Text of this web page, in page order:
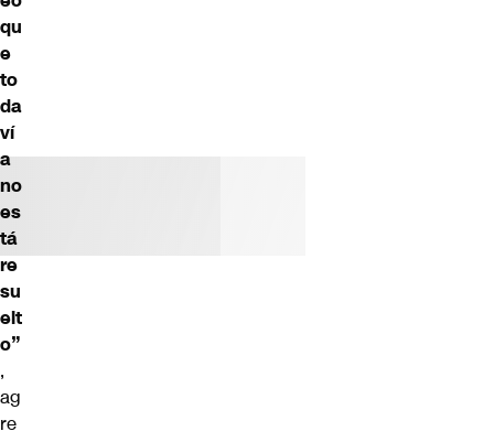
qu
e
to
da
ví
a
no
es
tá
re
su
elt
o”
,
ag
re